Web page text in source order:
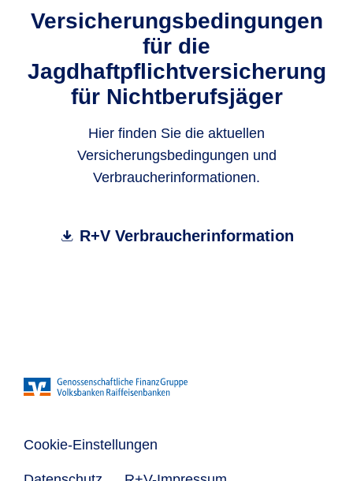
Versicherungsbedingungen
für die
Jagdhaftpflichtversicherung
für Nichtberufsjäger
Hier finden Sie die aktuellen
Versicherungsbedingungen und
Verbraucherinformationen.
R+V Verbraucherinformation
Cookie-Einstellungen